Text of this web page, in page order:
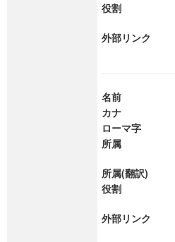
役割
外部リンク
名前
カナ
ローマ字
所属
所属(翻訳)
役割
外部リンク